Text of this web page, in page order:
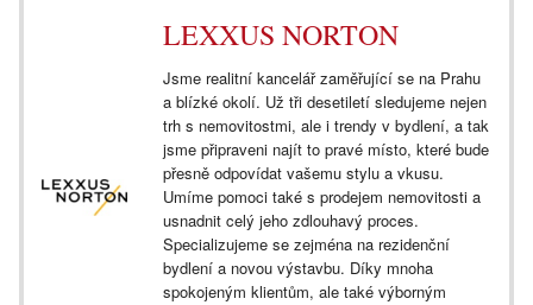
LEXXUS NORTON
Jsme realitní kancelář zaměřující se na Prahu
a blízké okolí. Už tři desetiletí sledujeme nejen
trh s nemovitostmi, ale i trendy v bydlení, a tak
jsme připraveni najít to pravé místo, které bude
přesně odpovídat vašemu stylu a vkusu.
Umíme pomoci také s prodejem nemovitosti a
usnadnit celý jeho zdlouhavý proces.
Specializujeme se zejména na rezidenční
bydlení a novou výstavbu. Díky mnoha
spokojeným klientům, ale také výborným